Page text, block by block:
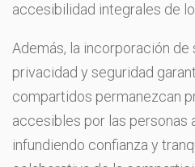
accesibilidad integrales de
Además, la incorporación
privacidad y seguridad
compartidos permanezcan
accesibles por las personas
infundiendo confianza y